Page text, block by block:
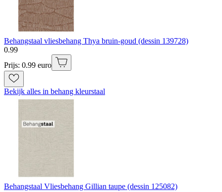
Behangstaal vliesbehang Thya bruin-goud (dessin 139728)
0.99
Prijs: 0.99 euro
Bekijk alles in behang kleurstaal
Behangstaal Vliesbehang Gillian taupe (dessin 125082)